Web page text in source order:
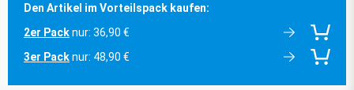
Den Artikel im Vorteilspack kaufen:
2er Packnur: 36,90 €
3er Packnur: 48,90 €